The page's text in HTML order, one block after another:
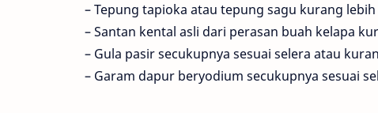
– Tepung tapioka atau tepung sagu kurang
– Santan kental asli dari perasan buah kelapa
– Gula pasir secukupnya sesuai selera atau
– Garam dapur beryodium secukupnya sesuai